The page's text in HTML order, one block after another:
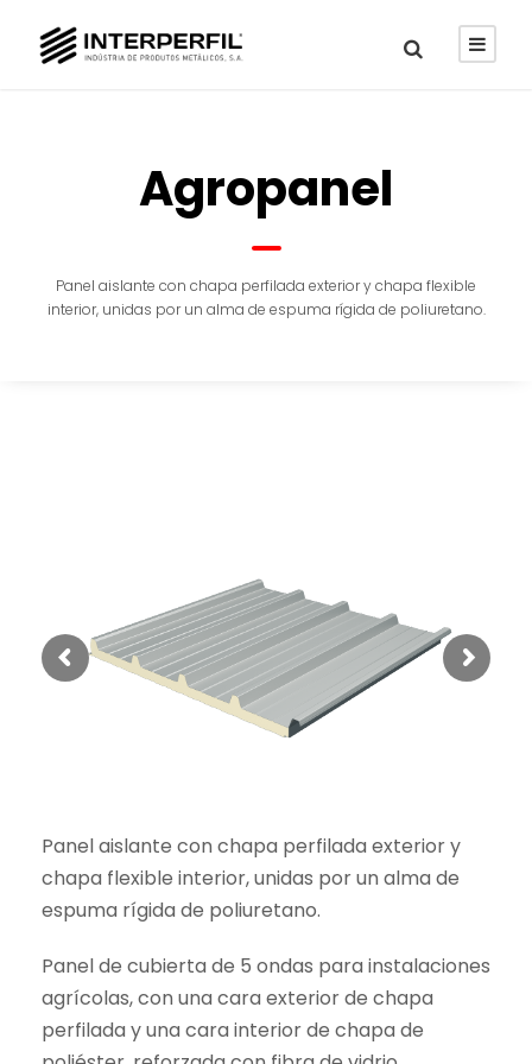
Agropanel
Panel aislante con chapa perfilada exterior y chapa flexible
interior, unidas por un alma de espuma rígida de poliuretano.
Panel aislante con chapa perfilada exterior y
chapa flexible interior, unidas por un alma de
espuma rígida de poliuretano.
Panel de cubierta de 5 ondas para instalaciones
agrícolas, con una cara exterior de chapa
perfilada y una cara interior de chapa de